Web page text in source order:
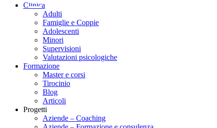
Clinica
Adulti
Famiglie e Coppie
Adolescenti
Minori
Supervisioni
Valutazioni psicologiche
Formazione
Master e corsi
Tirocinio
Blog
Articoli
Progetti
Aziende – Coaching